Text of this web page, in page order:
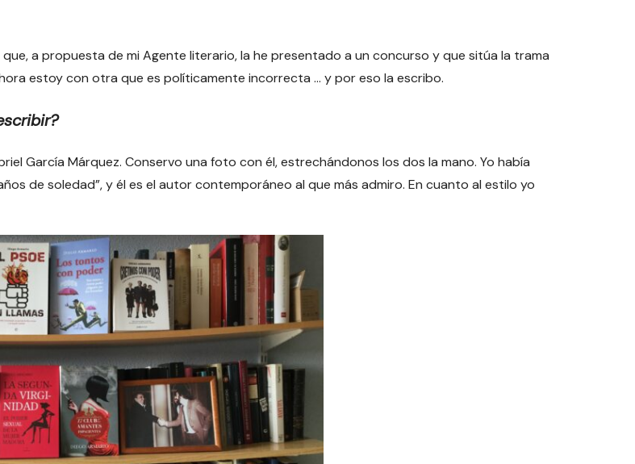
a propuesta de mi Agente literario, la he presentado a un concurso y que sitúa la trama
estoy con otra que es políticamente incorrecta … y por eso la escribo.
García Márquez. Conservo una foto con él, estrechándonos los dos la mano. Yo había
de soledad”, y él es el autor contemporáneo al que más admiro. En cuanto al estilo yo